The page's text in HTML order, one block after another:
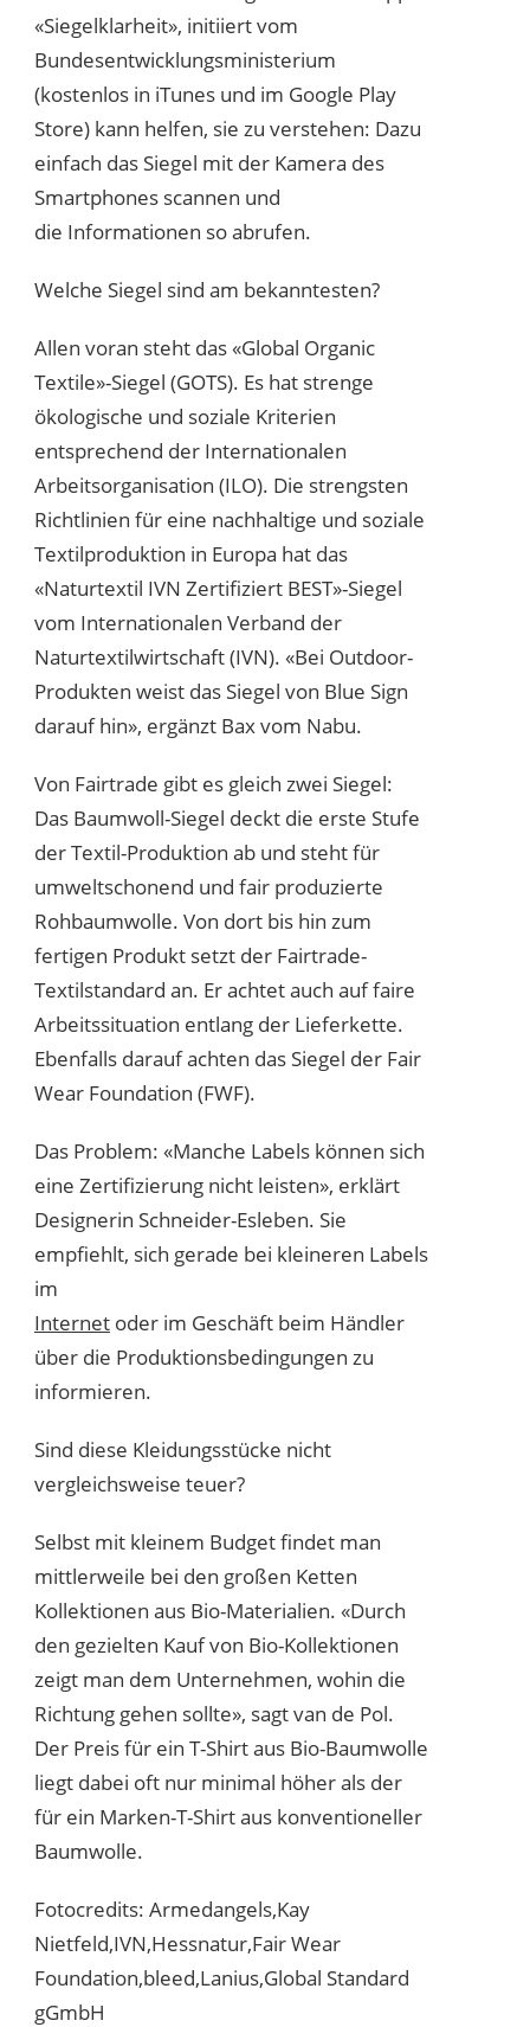
«Siegelklarheit», initiiert vom
Bundesentwicklungsministerium
(kostenlos in iTunes und im Google Play
Store) kann helfen, sie zu verstehen: Dazu
einfach das Siegel mit der Kamera des
Smartphones scannen und
die Informationen so abrufen.
Welche Siegel sind am bekanntesten?
Allen voran steht das «Global Organic
Textile»-Siegel (GOTS). Es hat strenge
ökologische und soziale Kriterien
entsprechend der Internationalen
Arbeitsorganisation (ILO). Die strengsten
Richtlinien für eine nachhaltige und soziale
Textilproduktion in Europa hat das
«Naturtextil IVN Zertifiziert BEST»-Siegel
vom Internationalen Verband der
Naturtextilwirtschaft (IVN). «Bei Outdoor-
Produkten weist das Siegel von Blue Sign
darauf hin», ergänzt Bax vom Nabu.
Von Fairtrade gibt es gleich zwei Siegel:
Das Baumwoll-Siegel deckt die erste Stufe
der Textil-Produktion ab und steht für
umweltschonend und fair produzierte
Rohbaumwolle. Von dort bis hin zum
fertigen Produkt setzt der Fairtrade-
Textilstandard an. Er achtet auch auf faire
Arbeitssituation entlang der Lieferkette.
Ebenfalls darauf achten das Siegel der Fair
Wear Foundation (FWF).
Das Problem: «Manche Labels können sich
eine Zertifizierung nicht leisten», erklärt
Designerin Schneider-Esleben. Sie
empfiehlt, sich gerade bei kleineren Labels
im
Internet oder im Geschäft beim Händler
über die Produktionsbedingungen zu
informieren.
Sind diese Kleidungsstücke nicht
vergleichsweise teuer?
Selbst mit kleinem Budget findet man
mittlerweile bei den großen Ketten
Kollektionen aus Bio-Materialien. «Durch
den gezielten Kauf von Bio-Kollektionen
zeigt man dem Unternehmen, wohin die
Richtung gehen sollte», sagt van de Pol.
Der Preis für ein T-Shirt aus Bio-Baumwolle
liegt dabei oft nur minimal höher als der
für ein Marken-T-Shirt aus konventioneller
Baumwolle.
Fotocredits: Armedangels,Kay
Nietfeld,IVN,Hessnatur,Fair Wear
Foundation,bleed,Lanius,Global Standard
gGmbH